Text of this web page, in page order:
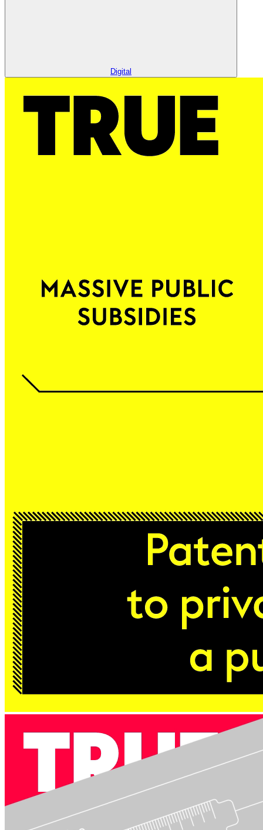
Digital